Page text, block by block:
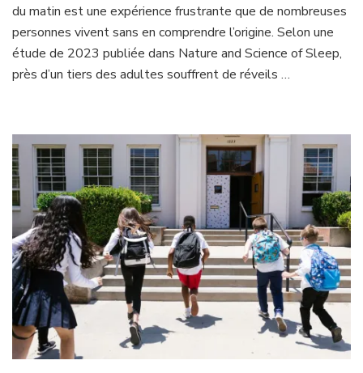
du matin est une expérience frustrante que de nombreuses
personnes vivent sans en comprendre l’origine. Selon une
étude de 2023 publiée dans Nature and Science of Sleep,
près d’un tiers des adultes souffrent de réveils …